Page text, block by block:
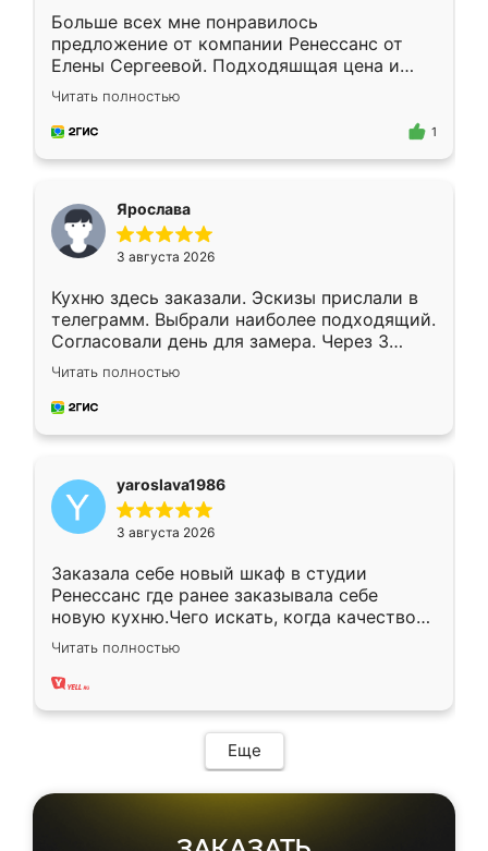
Больше всех мне понравилось
предложение от компании Ренессанс от
Елены Сергеевой. Подходяшщая цена и
короткие сроки изготовления. Приехавший
для замера сотрудник Владислав
предложил по моему эскизу самый
Читать полностью
1
Ярослава
3 августа 2026
Кухню здесь заказали. Эскизы прислали в
телеграмм. Выбрали наиболее подходящий.
Согласовали день для замера. Через 3
недели кухня была уже готова. Остались
довольны работой. Спасибо Ренессанс
мебель за качественную работу!
Читать полностью
yaroslava1986
3 августа 2026
Заказала себе новый шкаф в студии
Ренессанс где ранее заказывала себе
новую кухню.Чего искать, когда качеством
вполне довольна. Служит кухня уже почти
два года, нареканий нет.
Читать полностью
Еще